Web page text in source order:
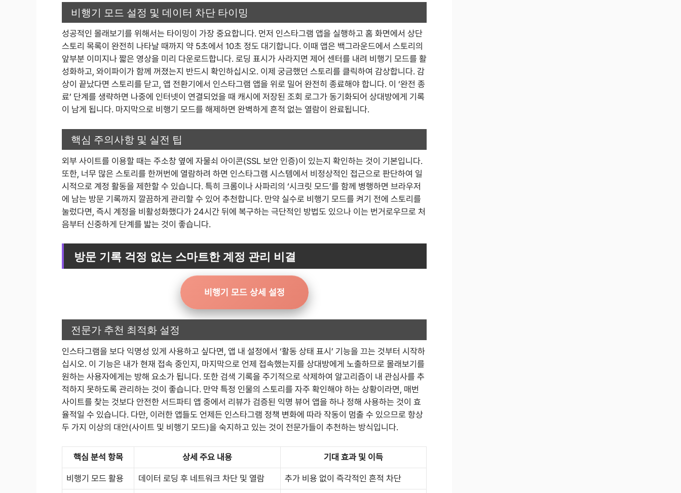
비행기 모드 설정 및 데이터 차단 타이밍
성공적인 몰래보기를 위해서는 타이밍이 가장 중요합니다. 먼저 인스타그램 앱을 실행하고 홈 화면에서 상단
스토리 목록이 완전히 나타날 때까지 약 5초에서 10초 정도 대기합니다. 이때 앱은 백그라운드에서 스토리의
앞부분 이미지나 짧은 영상을 미리 다운로드합니다. 로딩 표시가 사라지면 제어 센터를 내려 비행기 모드를 활
성화하고, 와이파이가 함께 꺼졌는지 반드시 확인하십시오. 이제 궁금했던 스토리를 클릭하여 감상합니다. 감
상이 끝났다면 스토리를 닫고, 앱 전환기에서 인스타그램 앱을 위로 밀어 완전히 종료해야 합니다. 이 ‘완전 종
료’ 단계를 생략하면 나중에 인터넷이 연결되었을 때 캐시에 저장된 조회 로그가 동기화되어 상대방에게 기록
이 남게 됩니다. 마지막으로 비행기 모드를 해제하면 완벽하게 흔적 없는 열람이 완료됩니다.
핵심 주의사항 및 실전 팁
외부 사이트를 이용할 때는 주소창 옆에 자물쇠 아이콘(SSL 보안 인증)이 있는지 확인하는 것이 기본입니다.
또한, 너무 많은 스토리를 한꺼번에 열람하려 하면 인스타그램 시스템에서 비정상적인 접근으로 판단하여 일
시적으로 계정 활동을 제한할 수 있습니다. 특히 크롬이나 사파리의 ‘시크릿 모드’를 함께 병행하면 브라우저
에 남는 방문 기록까지 깔끔하게 관리할 수 있어 추천합니다. 만약 실수로 비행기 모드를 켜기 전에 스토리를
눌렀다면, 즉시 계정을 비활성화했다가 24시간 뒤에 복구하는 극단적인 방법도 있으나 이는 번거로우므로 처
음부터 신중하게 단계를 밟는 것이 좋습니다.
방문 기록 걱정 없는 스마트한 계정 관리 비결
비행기 모드 상세 설정
전문가 추천 최적화 설정
인스타그램을 보다 익명성 있게 사용하고 싶다면, 앱 내 설정에서 ‘활동 상태 표시’ 기능을 끄는 것부터 시작하
십시오. 이 기능은 내가 현재 접속 중인지, 마지막으로 언제 접속했는지를 상대방에게 노출하므로 몰래보기를
원하는 사용자에게는 방해 요소가 됩니다. 또한 검색 기록을 주기적으로 삭제하여 알고리즘이 내 관심사를 추
적하지 못하도록 관리하는 것이 좋습니다. 만약 특정 인물의 스토리를 자주 확인해야 하는 상황이라면, 매번
사이트를 찾는 것보다 안전한 서드파티 앱 중에서 리뷰가 검증된 익명 뷰어 앱을 하나 정해 사용하는 것이 효
율적일 수 있습니다. 다만, 이러한 앱들도 언제든 인스타그램 정책 변화에 따라 작동이 멈출 수 있으므로 항상
두 가지 이상의 대안(사이트 및 비행기 모드)을 숙지하고 있는 것이 전문가들이 추천하는 방식입니다.
핵심 분석 항목 상세 주요 내용 기대 효과 및 이득
비행기 모드 활용 데이터 로딩 후 네트워크 차단 및 열람 추가 비용 없이 즉각적인 흔적 차단